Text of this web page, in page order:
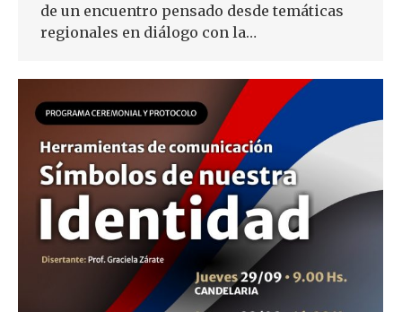
de un encuentro pensado desde temáticas
regionales en diálogo con la…